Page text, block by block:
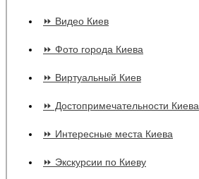
⏩ Видео Киев
⏩ Фото города Киева
⏩ Виртуальный Киев
⏩ Достопримечательности Киева
⏩ Интересные места Киева
⏩ Экскурсии по Киеву